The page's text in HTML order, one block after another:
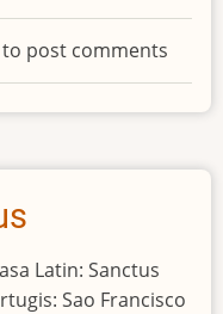
to post comments
Latin: Sanctus
Sao Francisco